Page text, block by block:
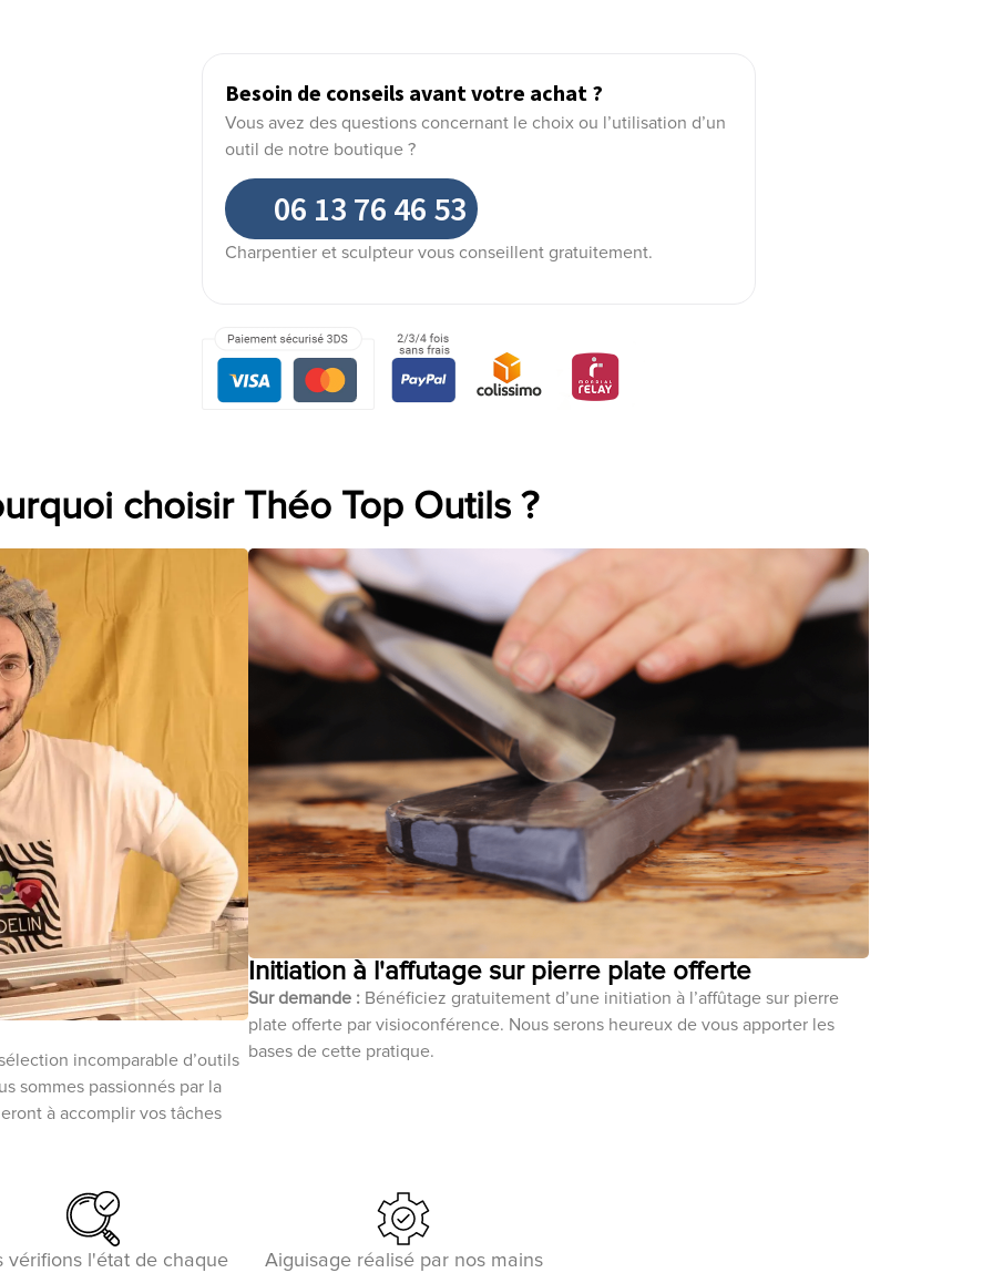
Besoin de conseils avant votre achat ?
Vous avez des questions concernant le choix ou l’utilisation d’un
outil de notre boutique ?
06 13 76 46 53
Charpentier et sculpteur vous conseillent gratuitement.
choisir Théo Top Outils ?
incomparable d’outils
sommes passionnés par la
à accomplir vos tâches
Initiation à l'affutage sur pierre plate offerte
Sur demande : Bénéficiez gratuitement d’une initiation à l’affûtage sur pierre
plate offerte par visioconférence. Nous serons heureux de vous apporter les
bases de cette pratique.
vérifions l'état de chaque
Aiguisage réalisé par nos mains